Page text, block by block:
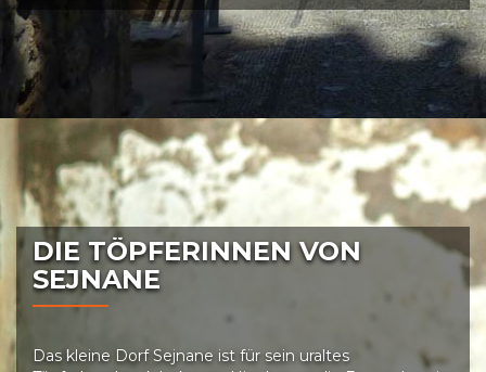
DIE TÖPFERINNEN VON
SEJNANE
Das kleine Dorf Sejnane ist für sein uraltes